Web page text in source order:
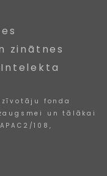
zinātnes
fonda
un tālākai
108,